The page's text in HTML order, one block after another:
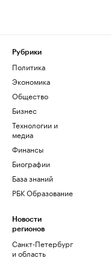
Рубрики
Политика
Экономика
Общество
Бизнес
Технологии и
медиа
Финансы
Биографии
База знаний
РБК Образование
Новости
регионов
Санкт-Петербург
и область